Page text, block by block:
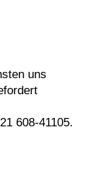
uns
608-41105.